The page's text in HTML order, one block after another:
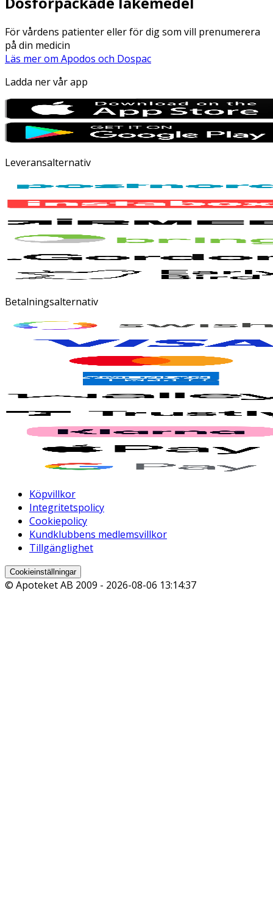
För vårdens patienter eller för dig som vill prenumerera
på din medicin
Läs mer om Apodos och Dospac
Ladda ner vår app
Leveransalternativ
Betalningsalternativ
Köpvillkor
Integritetspolicy
Cookiepolicy
Kundklubbens medlemsvillkor
Tillgänglighet
Cookieinställningar
© Apoteket AB 2009 - 2026-08-06 13:14:37